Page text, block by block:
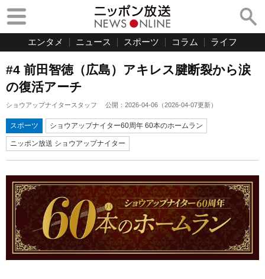
エンタメ ニュース スポーツ コラム ライフ
#4 前田智徳（広島）アキレス腱断裂から涙
の復活アーチ
ショウアップナイタースタッフ 公開： 2026-04-06 （2026-04-07更新）
スポーツ ショウアップナイター60周年 60本のホームラン
ニッポン放送 ショウアップナイター